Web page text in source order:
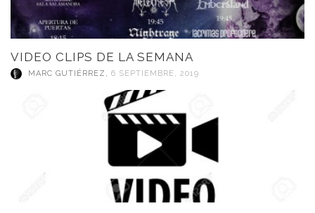
VIDEO CLIPS DE LA SEMANA
MARC GUTIÉRREZ , 6 SEPTIEMBRE, 2019